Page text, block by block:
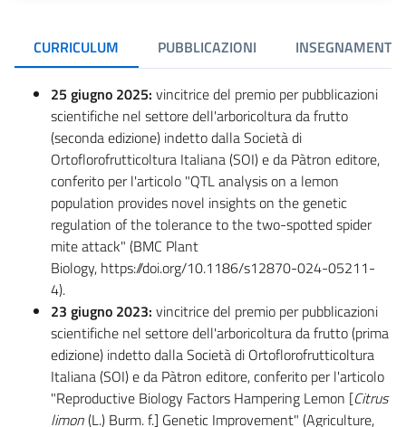
CURRICULUM PUBBLICAZIONI INSEGNAMENTI
25 giugno 2025: vincitrice del premio per pubblicazioni
scientifiche nel settore dell'arboricoltura da frutto
(seconda edizione) indetto dalla Società di
Ortoflorofrutticoltura Italiana (SOI) e da Pàtron editore,
conferito per l'articolo "QTL analysis on a lemon
population provides novel insights on the genetic
regulation of the tolerance to the two-spotted spider
mite attack" (BMC Plant
Biology, https://doi.org/10.1186/s12870-024-05211-
4).
23 giugno 2023: vincitrice del premio per pubblicazioni
scientifiche nel settore dell'arboricoltura da frutto (prima
edizione) indetto dalla Società di Ortoflorofrutticoltura
Italiana (SOI) e da Pàtron editore, conferito per l'articolo
"Reproductive Biology Factors Hampering Lemon [Citrus
limon(L.) Burm. f.] Genetic Improvement" (Agriculture,